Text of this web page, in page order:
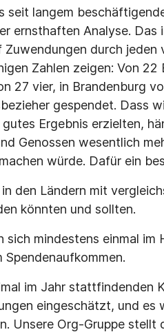
seit langem
ernsthaften Analyse.
durch jeden
Zahlen zeigen: Von
27 vier, in Brandenburg
gespendet. Dass
Ergebnis erzielten,
Genossen wesentlich
würde. Dafür ein
den Ländern mit
könnten und sollten.
sich mindestens einmal
im Jahr stattfindenden
eingeschätzt, und es
Unsere Org-Gruppe stellt